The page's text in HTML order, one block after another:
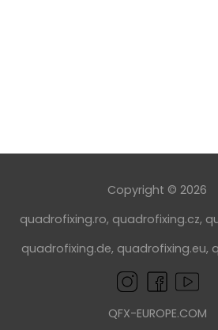
Copyright © 2026
quadrofixing.ro, quadrofixing.cz,
quadrofixing.de, quadrofixing.eu,
QFX-EUROPE.COM